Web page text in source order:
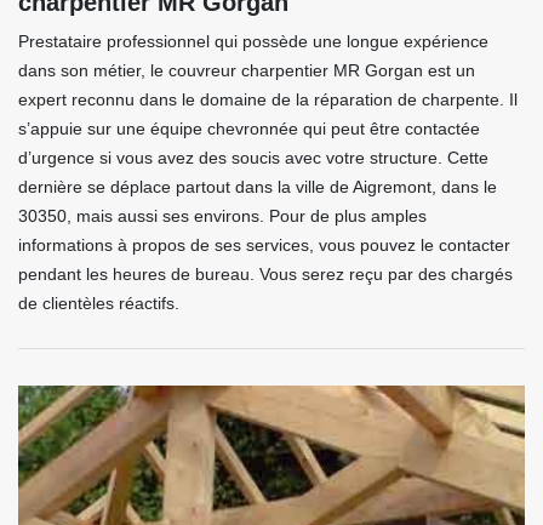
Prestataire professionnel qui possède une longue expérience
dans son métier, le couvreur charpentier MR Gorgan est un
expert reconnu dans le domaine de la réparation de charpente. Il
s’appuie sur une équipe chevronnée qui peut être contactée
d’urgence si vous avez des soucis avec votre structure. Cette
dernière se déplace partout dans la ville de Aigremont, dans le
30350, mais aussi ses environs. Pour de plus amples
informations à propos de ses services, vous pouvez le contacter
pendant les heures de bureau. Vous serez reçu par des chargés
de clientèles réactifs.